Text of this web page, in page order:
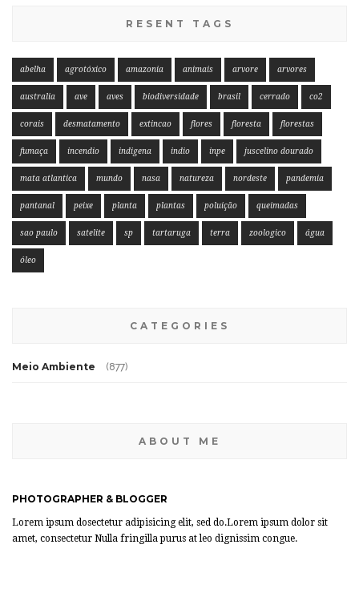
RESENT TAGS
abelha agrotóxico amazonia animais arvore arvores
australia ave aves biodiversidade brasil cerrado co2
corais desmatamento extincao flores floresta florestas
fumaça incendio indigena indio inpe juscelino dourado
mata atlantica mundo nasa natureza nordeste pandemia
pantanal peixe planta plantas poluição queimadas
sao paulo satelite sp tartaruga terra zoologico água
óleo
CATEGORIES
Meio Ambiente (877)
ABOUT ME
PHOTOGRAPHER & BLOGGER
Lorem ipsum dosectetur adipisicing elit, sed do.Lorem ipsum dolor sit
amet, consectetur Nulla fringilla purus at leo dignissim congue.